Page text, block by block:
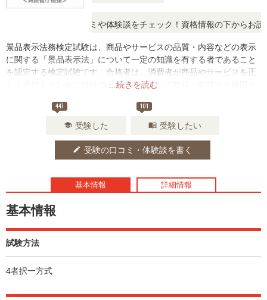
、リアルな口コミや体験談をチェック！資格情報の下からお読み
...続きを読む
景品表示法務検定試験は、商品やサービスの品質・内容などの表示
に関する「景品表示法」について一定の知識を有する者であること
を認定する検定試験です。合格者は、消費者が商品やサービスを正
しく選択するために自社の表示などに関して監視・監督する権限を
非常に重要な検定試験と言えるでしょう。
447
school 受験した
101
menu_book 受験したい
edit 受験の口コミ・体験談を書く
基本情報 詳細情報
基本情報
試験方法
4者択一方式